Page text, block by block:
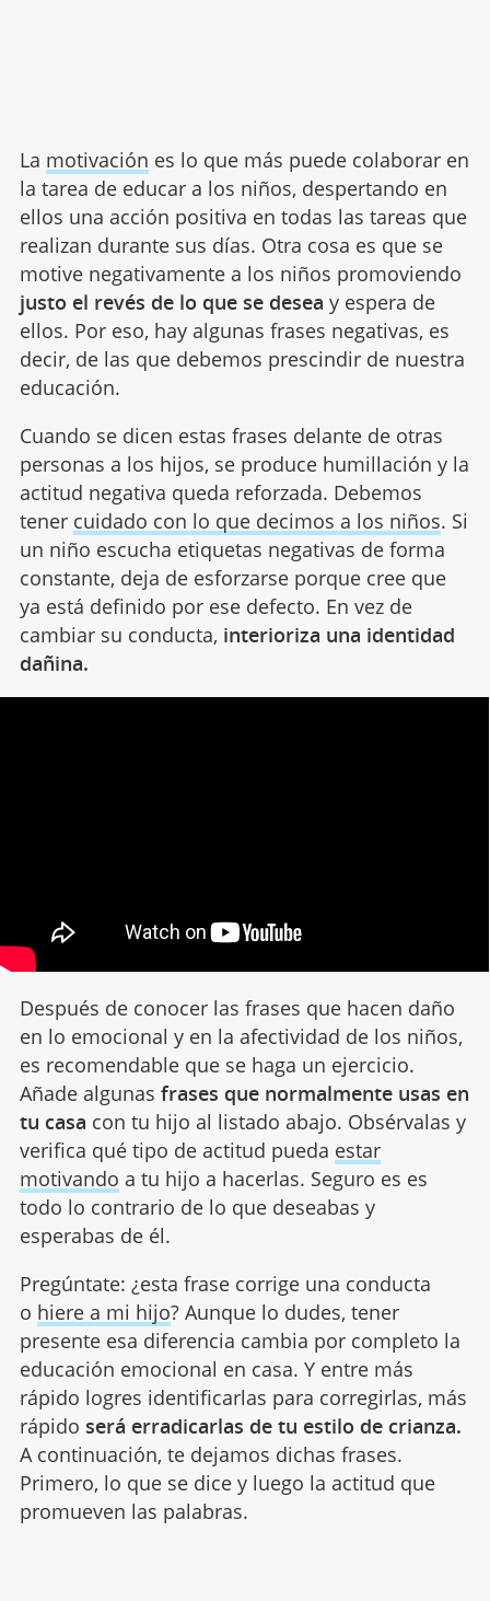
La motivación es lo que más puede colaborar en
la tarea de educar a los niños, despertando en
ellos una acción positiva en todas las tareas que
realizan durante sus días. Otra cosa es que se
motive negativamente a los niños promoviendo
justo el revés de lo que se desea y espera de
ellos. Por eso, hay algunas frases negativas, es
decir, de las que debemos prescindir de nuestra
educación.
Cuando se dicen estas frases delante de otras
personas a los hijos, se produce humillación y la
actitud negativa queda reforzada. Debemos
tener cuidado con lo que decimos a los niños. Si
un niño escucha etiquetas negativas de forma
constante, deja de esforzarse porque cree que
ya está definido por ese defecto. En vez de
cambiar su conducta, interioriza una identidad
dañina.
Después de conocer las frases que hacen daño
en lo emocional y en la afectividad de los niños,
es recomendable que se haga un ejercicio.
Añade algunas frases que normalmente usas en
tu casa con tu hijo al listado abajo. Obsérvalas y
verifica qué tipo de actitud pueda estar
motivando a tu hijo a hacerlas. Seguro es es
todo lo contrario de lo que deseabas y
esperabas de él.
Pregúntate: ¿esta frase corrige una conducta
o hiere a mi hijo? Aunque lo dudes, tener
presente esa diferencia cambia por completo la
educación emocional en casa. Y entre más
rápido logres identificarlas para corregirlas, más
rápido será erradicarlas de tu estilo de crianza.
A continuación, te dejamos dichas frases.
Primero, lo que se dice y luego la actitud que
promueven las palabras.